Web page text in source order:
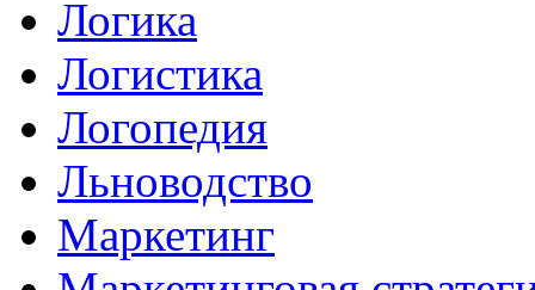
Логика
Логистика
Логопедия
Льноводство
Маркетинг